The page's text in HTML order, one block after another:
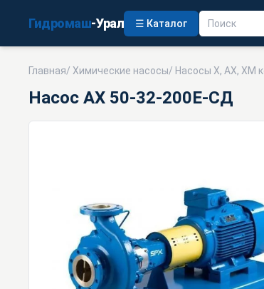
Гидромаш-Урал ☰ Каталог
Главная/ Химические насосы/ Насосы Х, АХ, ХМ
Насос АХ 50-32-200Е-СД